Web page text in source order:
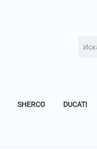
SHERCO DUCATI